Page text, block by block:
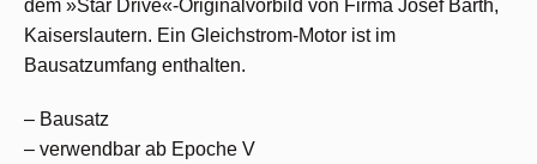
dem »Star Drive«-Originalvorbild von Firma Josef Barth,
Kaiserslautern. Ein Gleichstrom-Motor ist im
Bausatzumfang enthalten.
– Bausatz
– verwendbar ab Epoche V